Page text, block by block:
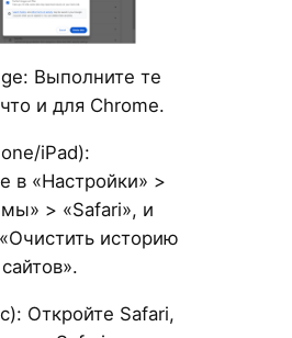
Выполните те
и для Chrome.
iPad):
в «Настройки» >
> «Safari», и
историю
Откройте Safari,